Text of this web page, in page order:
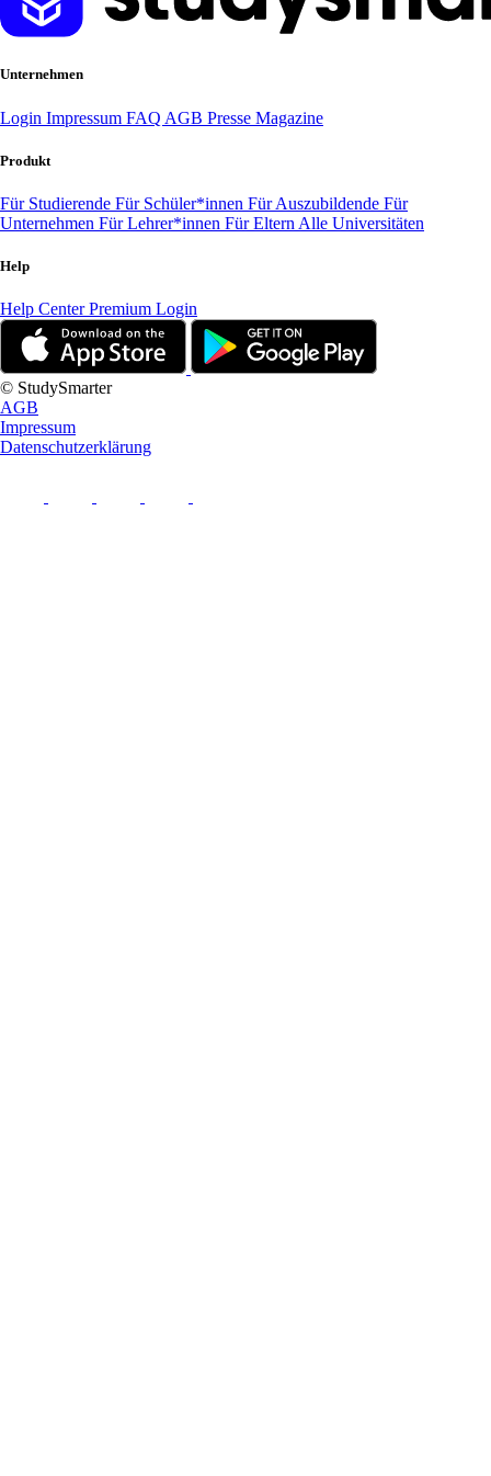
Unternehmen
Login Impressum FAQ AGB Presse Magazine
Produkt
Für Studierende Für Schüler*innen Für Auszubildende Für
Unternehmen Für Lehrer*innen Für Eltern Alle Universitäten
Help
Help CenterPremium Login
© StudySmarter
AGB
Impressum
Datenschutzerklärung